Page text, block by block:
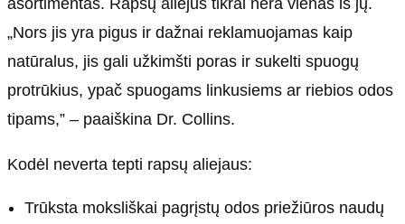
„Nors jis yra pigus ir dažnai reklamuojamas kaip
natūralus, jis gali užkimšti poras ir sukelti spuogų
protrūkius, ypač spuogams linkusiems ar riebios odos
tipams,” – paaiškina Dr. Collins.
Kodėl neverta tepti rapsų aliejaus:
Trūksta moksliškai pagrįstų odos priežiūros naudų